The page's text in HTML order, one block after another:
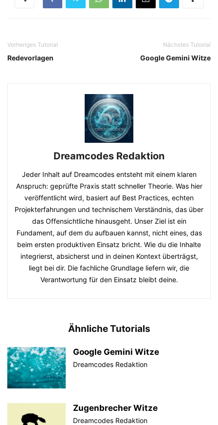
Vorheriges Tutorial
Redevorlagen
Nächstes Tutorial
Google Gemini Witze
Dreamcodes Redaktion
Jeder Inhalt auf Dreamcodes entsteht mit einem klaren
Anspruch: geprüfte Praxis statt schneller Theorie. Was hier
veröffentlicht wird, basiert auf Best Practices, echten
Projekterfahrungen und technischem Verständnis, das über
das Offensichtliche hinausgeht. Unser Ziel ist ein
Fundament, auf dem du aufbauen kannst, nicht eines, das
beim ersten produktiven Einsatz bricht. Wie du die Inhalte
integrierst, absicherst und in deinen Kontext überträgst,
liegt bei dir. Die fachliche Grundlage liefern wir, die
Verantwortung für den Einsatz bleibt deine.
Ähnliche Tutorials
Google Gemini Witze
Dreamcodes Redaktion
Zugenbrecher Witze
Dreamcodes Redaktion